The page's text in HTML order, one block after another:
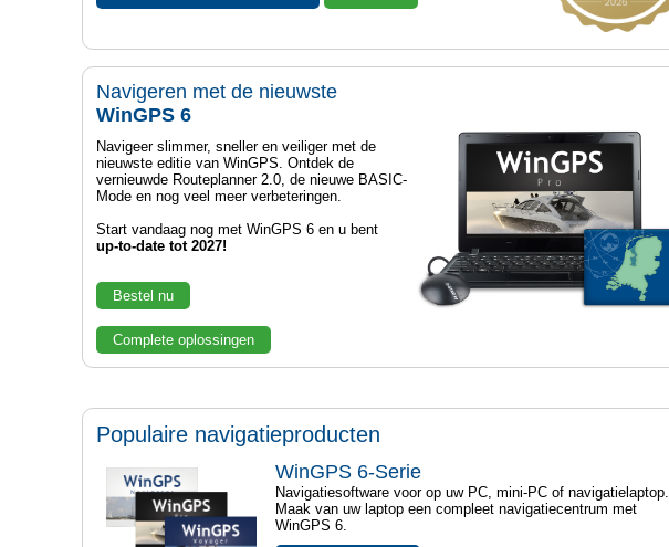
Navigeren met de nieuwste
WinGPS 6
Navigeer slimmer, sneller en veiliger met de
nieuwste editie van WinGPS. Ontdek de
vernieuwde Routeplanner 2.0, de nieuwe BASIC-
Mode en nog veel meer verbeteringen.
Start vandaag nog met WinGPS 6 en u bent
up-to-date tot 2027!
Bestel nu
Complete oplossingen
Populaire navigatieproducten
WinGPS 6-Serie
Navigatiesoftware voor op uw PC, mini-PC of navigatielaptop.
Maak van uw laptop een compleet navigatiecentrum met
WinGPS 6.